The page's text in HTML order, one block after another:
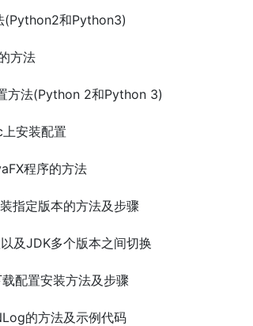
(Python2和Python3)
方法
方法(Python 2和Python 3)
安装配置
程序的方法
指定版本的方法及步骤
及JDK多个版本之间切换
配置安装方法及步骤
的方法及示例代码